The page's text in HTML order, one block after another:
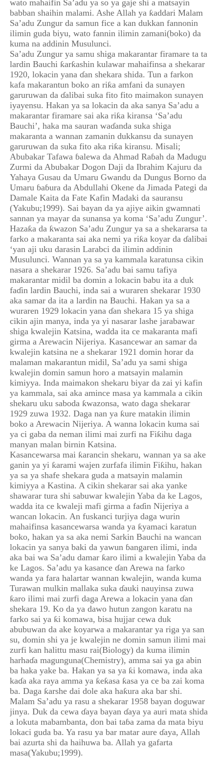
wato mahaifin Sa’adu ya so ya gaje shi a matsayin
babban shaihin malami. Ashe Allah ya ƙaddari Malam
Sa’adu Zungur da samun fice a kan dukkan fannonin
ilimin guda biyu, wato fannin ilimin zamani(boko) da
kuma na addinin Musulunci.
Sa’adu Zungur ya samu shiga makarantar firamare ta ta
lardin Bauchi ƙarƙashin kulawar mahaifinsa a shekarar
1920, lokacin yana ɗan shekara shida. Tun a farkon
kafa makarantun boko an riƙa amfani da sunayen
garuruwan da ɗalibai suka fito fito maimakon sunayen
iyayensu. Hakan ya sa lokacin da aka sanya Sa’adu a
makarantar firamare sai aka riƙa kiransa ‘Sa’adu
Bauchi’, haka ma sauran waɗanda suka shiga
makaranta a wannan zamanin dukkansu da sunayen
garuruwan da suka fito aka riƙa kiransu. Misali;
Abubakar Tafawa ɓalewa da Ahmad Raɓah da Madugu
Zurmi da Abubakar Dogon Daji da Ibrahim Kajuru da
Yahaya Gusau da Umaru Gwandu da Dungus Borno da
Umaru ɓaɓura da Abdullahi Okene da Jimada Pategi da
Damale Kaita da Fate Kafin Madaki da sauransu
(Yakubu;1999). Sai bayan da ya ajiye aikin gwamnati
sannan ya mayar da sunansa ya koma ‘Sa’adu Zungur’.
Hazaƙa da ƙwazon Sa’adu Zungur ya sa a shekararsa ta
farko a makaranta sai aka nemi ya riƙa koyar da ɗalibai
‘yan aji uku darasin Larabci da ilimin addinin
Musulunci. Wannan ya sa ya kammala karatunsa cikin
nasara a shekarar 1926. Sa’adu bai samu tafiya
makarantar midil ba domin a lokacin babu ita a duk
faɗin lardin Bauchi, inda sai a wuraren shekarar 1930
aka samar da ita a lardin na Bauchi. Hakan ya sa a
wuraren 1929 lokacin yana ɗan shekara 15 ya shiga
cikin ajin manya, inda ya yi nasarar lashe jarabawar
shiga kwalejin Katsina, wadda ita ce makaranta mafi
girma a Arewacin Nijeriya. Kasancewar an samar da
kwalejin katsina ne a shekarar 1921 domin horar da
malaman makarantun midil, Sa’adu ya sami shiga
kwalejin domin samun horo a matsayin malamin
kimiyya. Inda maimakon shekaru biyar da zai yi kafin
ya kammala, sai aka amince masa ya kammala a cikin
shekaru uku saboda ƙwazonsa, wato daga shekarar
1929 zuwa 1932. Daga nan ya ƙure matakin ilimin
boko a Arewacin Nijeriya. A wanna lokacin kuma sai
ya ci gaba da neman ilimi mai zurfi na Fiƙihu daga
manyan malan birnin Katsina.
Kasancewarsa mai ƙarancin shekaru, wannan ya sa ake
ganin ya yi ƙarami wajen zurfafa ilimin Fiƙihu, hakan
ya sa ya shafe shekara guda a matsayin malamin
kimiyya a Kastina. A cikin shekarar sai aka yanke
shawarar tura shi sabuwar kwalejin Yaba da ke Lagos,
wadda ita ce kwaleji mafi girma a faɗin Nijeriya a
wancan lokacin. An fuskanci turjiya daga wurin
mahaifinsa kasancewarsa wanda ya ƙyamaci karatun
boko, hakan ya sa aka nemi Sarkin Bauchi na wancan
lokacin ya sanya baki da yawun ɓangaren ilimi, inda
aka bai wa Sa’adu damar ƙaro ilimi a kwalejin Yaba da
ke Lagos. Sa’adu ya kasance ɗan Arewa na farko
wanda ya fara halartar wannan kwalejin, wanda kuma
Turawan mulkin mallaka suka ɗauki nauyinsa zuwa
ƙaro ilimi mai zurfi daga Arewa a lokacin yana ɗan
shekara 19. Ko da ya dawo hutun zangon karatu na
farko sai ya ƙi komawa, bisa hujjar cewa duk
abubuwan da ake koyarwa a makarantar ya riga ya san
su, domin shi ya je kwalejin ne domin samun ilimi mai
zurfi kan halittu masu rai(Biology) da kuma ilimin
harhaɗa magunguna(Chemistry), amma sai ya ga abin
ba haka yake ba. Hakan ya sa ya ƙi komawa, inda aka
kaɗa aka raya amma ya ƙeƙasa ƙasa ya ce ba zai koma
ba. Daga ƙarshe dai dole aka haƙura aka bar shi.
Malam Sa’adu ya rasu a shekarar 1958 bayan doguwar
jinya. Duk da cewa ɗaya bayan ɗaya ya auri mata shida
a lokuta mabambanta, don bai taɓa zama da mata biyu
lokaci guda ba. Ya rasu ya bar matar aure ɗaya, Allah
bai azurta shi da haihuwa ba. Allah ya gafarta
masa(Yakubu;1999).